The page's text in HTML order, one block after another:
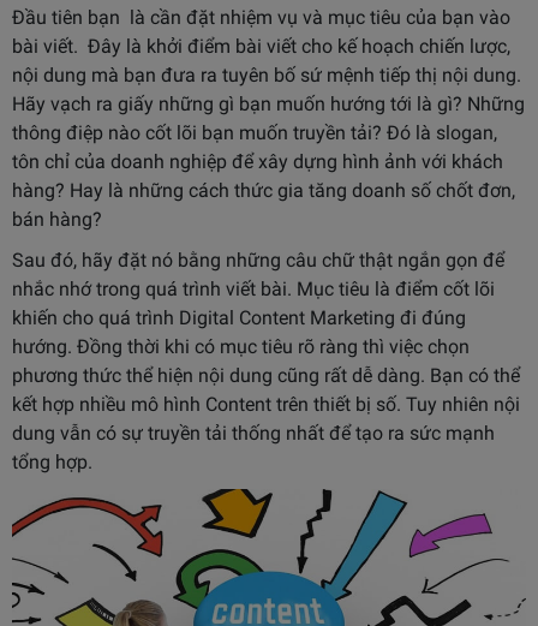
Đầu tiên bạn là cần đặt nhiệm vụ và mục tiêu của bạn vào
bài viết. Đây là khởi điểm bài viết cho kế hoạch chiến lược,
nội dung mà bạn đưa ra tuyên bố sứ mệnh tiếp thị nội dung.
Hãy vạch ra giấy những gì bạn muốn hướng tới là gì? Những
thông điệp nào cốt lõi bạn muốn truyền tải? Đó là slogan,
tôn chỉ của doanh nghiệp để xây dựng hình ảnh với khách
hàng? Hay là những cách thức gia tăng doanh số chốt đơn,
bán hàng?
Sau đó, hãy đặt nó bằng những câu chữ thật ngắn gọn để
nhắc nhớ trong quá trình viết bài. Mục tiêu là điểm cốt lõi
khiến cho quá trình Digital Content Marketing đi đúng
hướng. Đồng thời khi có mục tiêu rõ ràng thì việc chọn
phương thức thể hiện nội dung cũng rất dễ dàng. Bạn có thể
kết hợp nhiều mô hình Content trên thiết bị số. Tuy nhiên nội
dung vẫn có sự truyền tải thống nhất để tạo ra sức mạnh
tổng hợp.